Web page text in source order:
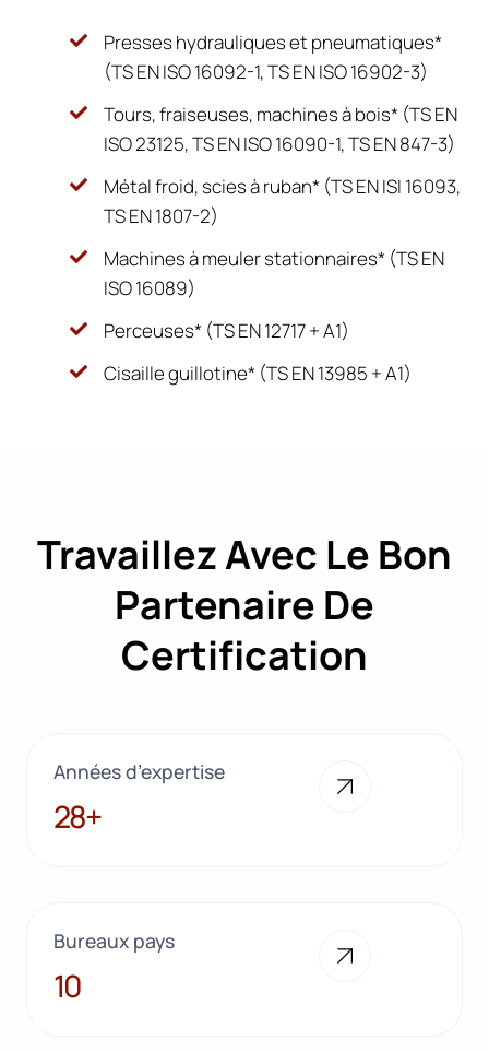
Presses hydrauliques et pneumatiques*
(TS EN ISO 16092-1, TS EN ISO 16902-3)
Tours, fraiseuses, machines à bois* (TS EN
ISO 23125, TS EN ISO 16090-1, TS EN 847-3)
Métal froid, scies à ruban* (TS EN ISI 16093,
TS EN 1807-2)
Machines à meuler stationnaires* (TS EN
ISO 16089)
Perceuses* (TS EN 12717 + A1)
Cisaille guillotine* (TS EN 13985 + A1)
Travaillez Avec Le Bon
Partenaire De
Certification
Années d’expertise
28+
28+
Bureaux pays
10
10